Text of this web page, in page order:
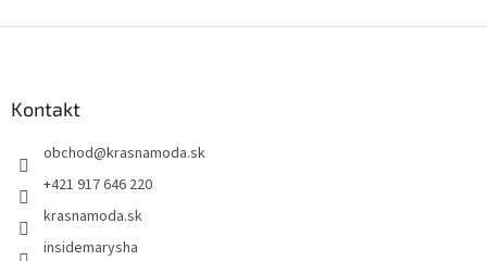
Kontakt
obchod@krasnamoda.sk
+421 917 646 220
krasnamoda.sk
insidemarysha